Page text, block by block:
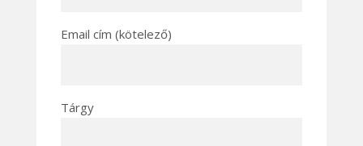
Email cím (kötelező)
Tárgy